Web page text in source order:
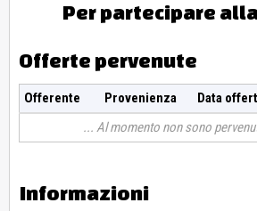
Per partecipare
Offerte pervenute
Offerente Provenienza Data
Al momento non sono
Informazioni